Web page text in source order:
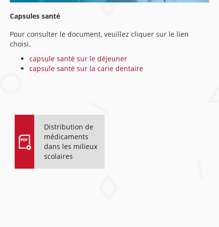
Capsules santé
Pour consulter le document, veuillez cliquer sur le lien
choisi.
capsule santé sur le déjeuner
capsule santé sur la carie dentaire
Distribution de
médicaments
dans les milieux
scolaires